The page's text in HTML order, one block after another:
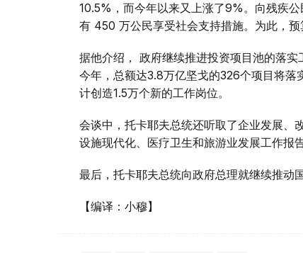
10.5%，而今年以来又上涨了9%。向残疾
有 450 万公民享受社会支持措施。为此，预
据他介绍， 政府继续推进投资项目池的落实
今年，总额达3.8万亿坚戈的326个项目将落
计创造1.5万个新的工作岗位。
会谈中，托卡耶夫总统还听取了企业发展、
设施现代化、医疗卫生和旅游业发展工作报告
最后，托卡耶夫总统向政府总理就继续推动
【编译：小穆】